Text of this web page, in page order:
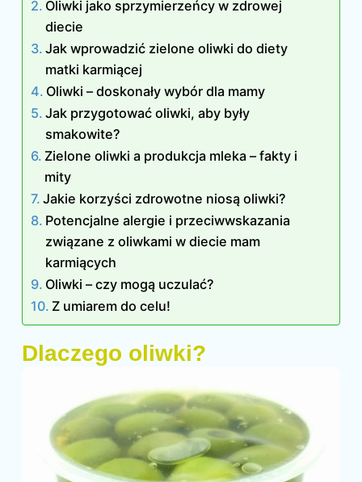
Oliwki jako sprzymierzeńcy w zdrowej
diecie
Jak wprowadzić zielone oliwki do diety
matki karmiącej
Oliwki – doskonały wybór dla mamy
Jak przygotować oliwki, aby były
smakowite?
Zielone oliwki a produkcja mleka – fakty i
mity
Jakie korzyści zdrowotne niosą oliwki?
Potencjalne alergie i przeciwwskazania
związane z oliwkami w diecie mam
karmiących
Oliwki – czy mogą uczulać?
Z umiarem do celu!
Dlaczego oliwki?